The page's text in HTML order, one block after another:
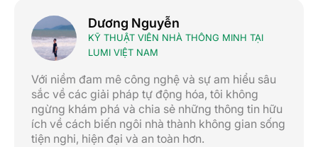
Dương Nguyễn
KỸ THUẬT VIÊN NHÀ THÔNG MINH TẠI
LUMI VIỆT NAM
Với niềm đam mê công nghệ và sự am hiểu sâu
sắc về các giải pháp tự động hóa, tôi không
ngừng khám phá và chia sẻ những thông tin hữu
ích về cách biến ngôi nhà thành không gian sống
tiện nghi, hiện đại và an toàn hơn.